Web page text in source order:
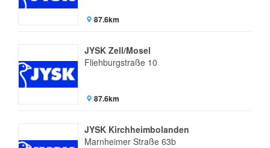
87.6km
JYSK Zell/Mosel
Fliehburgstraße 10
87.6km
JYSK Kirchheimbolanden
Marnheimer Straße 63b